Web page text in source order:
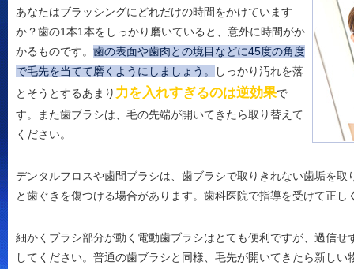
あなたはブラッシングにどれだけの時間をかけています
か？歯の1本1本をしっかり磨いていると、意外に時間がか
かるものです。 歯の表面や歯肉との境目などに45度の角度
で毛先を当てて磨くようにしましょう。
しっかり汚れを落
とそうとするあまり 力を入れすぎるのは逆効果で
す。また歯ブラシは、毛の先端が開いてきたら取り替えて
ください。
デンタルフロスや歯間ブラシは、歯ブラシで取りきれない歯垢を
と歯ぐきを傷つける場合があります。歯科医院で指導を受けて正し
細かくブラシ部分が動く電動歯ブラシはとても便利ですが、過信
してください。普通の歯ブラシと同様、毛先が開いてきたら新しい